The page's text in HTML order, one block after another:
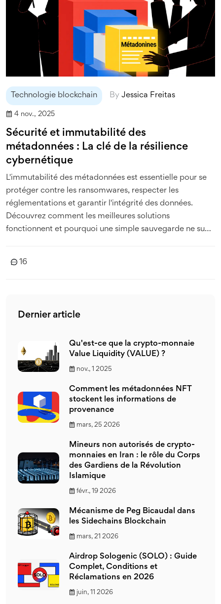
Technologie blockchain By Jessica Freitas
4 nov., 2025
Sécurité et immutabilité des
métadonnées : La clé de la résilience
cybernétique
L'immutabilité des métadonnées est essentielle pour se
protéger contre les ransomwares, respecter les
réglementations et garantir l'intégrité des données.
Découvrez comment les meilleures solutions
fonctionnent et pourquoi une simple sauvegarde ne suffit
16
Dernier article
Qu'est-ce que la crypto-monnaie
Value Liquidity (VALUE) ?
nov., 1 2025
Comment les métadonnées NFT
stockent les informations de
provenance
mars, 25 2026
Mineurs non autorisés de crypto-
monnaies en Iran : le rôle du Corps
des Gardiens de la Révolution
Islamique
févr., 19 2026
Mécanisme de Peg Bicaudal dans
les Sidechains Blockchain
mars, 21 2026
Airdrop Sologenic (SOLO) : Guide
Complet, Conditions et
Réclamations en 2026
juin, 11 2026